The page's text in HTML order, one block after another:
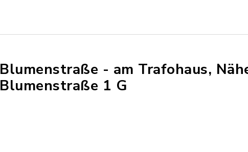
Blumenstraße - am Trafohaus,
Blumenstraße 1 G